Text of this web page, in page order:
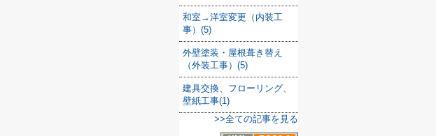
和室→洋室変更（内装工
事）(5)
外壁塗装・屋根葺き替え
（外装工事）(5)
建具交換、フローリング、
壁紙工事(1)
>>全ての記事を見る